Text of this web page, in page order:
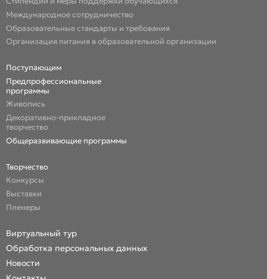
Международное сотрудничество
Образовательные стандарты и требования
Организация питания в образовательной организации
Поступающим
Предпрофессиональные
программы
Живопись
Декоративно-прикладное
творчество
Общеразвивающие программы
Творчество
Конкурсы
Выставки
Пленеры
Виртуальный тур
Обработка персональных данных
Новости